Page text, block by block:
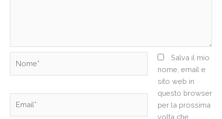
Salva il mio
nome, email e
sito web in
questo browser
per la prossima
volta che